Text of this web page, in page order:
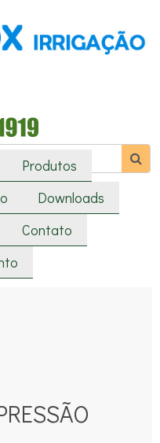
Produtos
Downloads
Contato